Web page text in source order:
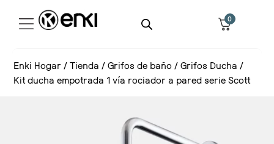
0
Enki Hogar / Tienda / Grifos de baño / Grifos Ducha /
Kit ducha empotrada 1 vía rociador a pared serie Scott